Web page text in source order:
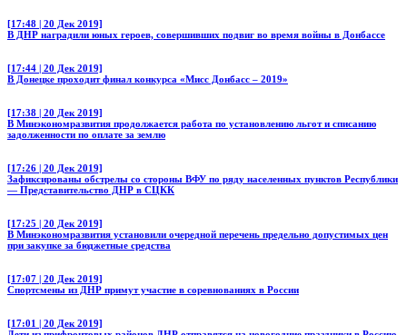
[17:48 | 20 Дек 2019]
В ДНР наградили юных героев, совершивших подвиг во время войны в Донбассе
[17:44 | 20 Дек 2019]
В Донецке проходит финал конкурса «Мисс Донбасс – 2019»
[17:38 | 20 Дек 2019]
В Минэкономразвития продолжается работа по установлению льгот и списанию
задолженности по оплате за землю
[17:26 | 20 Дек 2019]
Зафиксированы обстрелы со стороны ВФУ по ряду населенных пунктов Республики
— Представительство ДНР в СЦКК
[17:25 | 20 Дек 2019]
В Минэкономразвития установили очередной перечень предельно допустимых цен
при закупке за бюджетные средства
[17:07 | 20 Дек 2019]
Спортсмены из ДНР примут участие в соревнованиях в России
[17:01 | 20 Дек 2019]